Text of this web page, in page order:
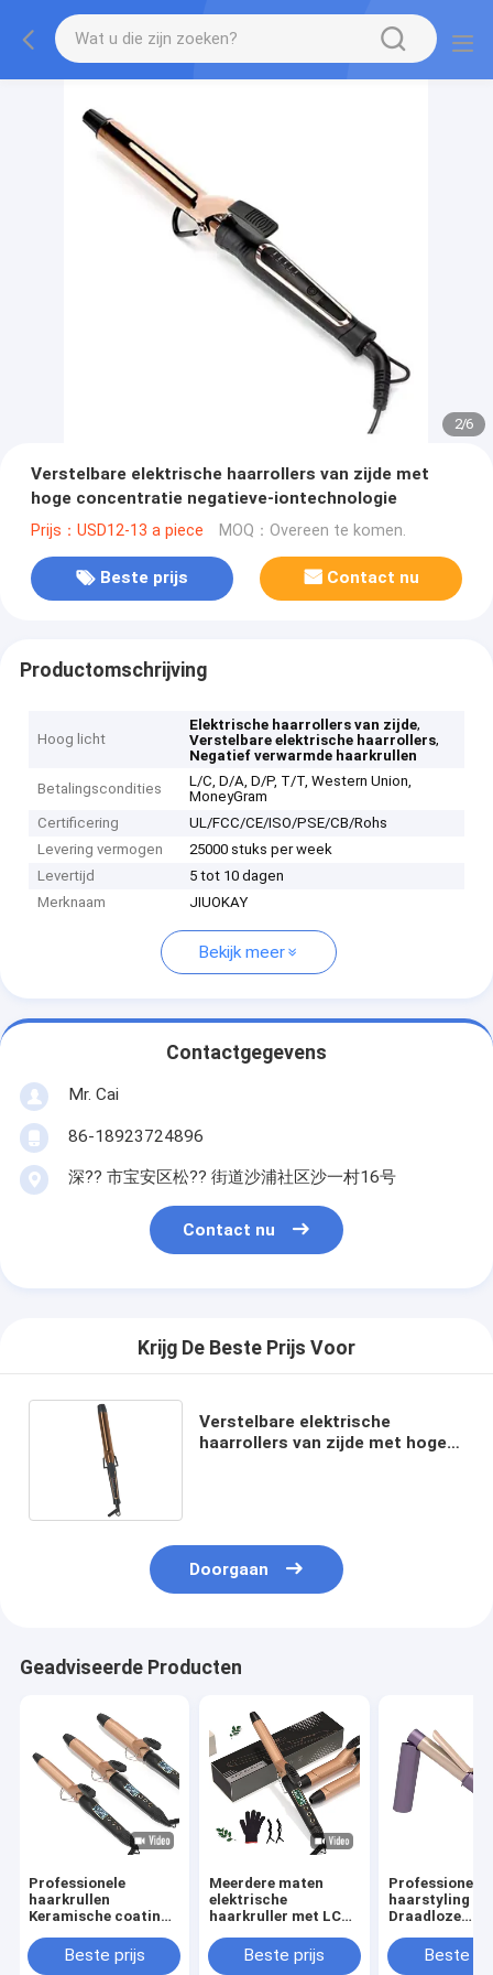
2/6
Verstelbare elektrische haarrollers van zijde met
hoge concentratie negatieve-iontechnologie
Prijs：USD12-13 a piece MOQ：Overeen te komen.
Beste prijs Contact nu
Productomschrijving
Hoog licht
Elektrische haarrollers van zijde,
Verstelbare elektrische haarrollers,
Negatief verwarmde haarkrullen
Betalingscondities
L/C, D/A, D/P, T/T, Western Union,
MoneyGram
Certificering
UL/FCC/CE/ISO/PSE/CB/Rohs
Levering vermogen
25000 stuks per week
Levertijd
5 tot 10 dagen
Merknaam
JIUOKAY
Bekijk meer
Contactgegevens
Mr. Cai
86-18923724896
深?? 市宝安区松?? 街道沙浦社区沙一村16号
Contact nu
Krijg De Beste Prijs Voor
Verstelbare elektrische
haarrollers van zijde met hoge
Doorgaan
Geadviseerde Producten
Professionele
haarkrullen
Keramische coating
verwarming
Draagbaar 25mm
Beste prijs
Meerdere maten
elektrische
haarkruller met LCD-
draaiende kabel DC-
motor
Beste prijs
Professionele
haarstyling
Draadloze
versnellingen
Beste